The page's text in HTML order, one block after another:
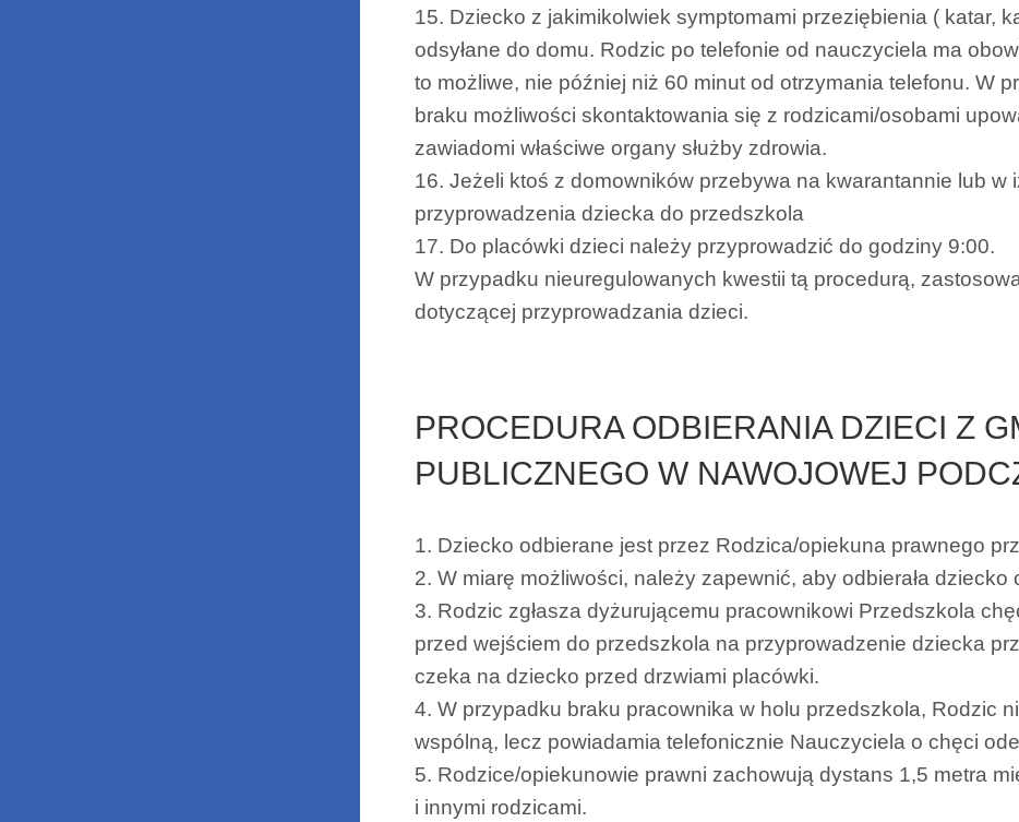
15. Dziecko z jakimikolwiek symptomami przeziębienia ( katar,
odsyłane do domu. Rodzic po telefonie od nauczyciela ma
to możliwe, nie później niż 60 minut od otrzymania telefonu. W
braku możliwości skontaktowania się z rodzicami/osobami
zawiadomi właściwe organy służby zdrowia.
16. Jeżeli ktoś z domowników przebywa na kwarantannie lub
przyprowadzenia dziecka do przedszkola
17. Do placówki dzieci należy przyprowadzić do godziny 9:00.
W przypadku nieuregulowanych kwestii tą procedurą,
dotyczącej przyprowadzania dzieci.
PROCEDURA ODBIERANIA DZIECI Z
PUBLICZNEGO W NAWOJOWEJ
1. Dziecko odbierane jest przez Rodzica/opiekuna prawnego
2. W miarę możliwości, należy zapewnić, aby odbierała
3. Rodzic zgłasza dyżurującemu pracownikowi Przedszkola
przed wejściem do przedszkola na przyprowadzenie dziecka
czeka na dziecko przed drzwiami placówki.
4. W przypadku braku pracownika w holu przedszkola, Rodzic
wspólną, lecz powiadamia telefonicznie Nauczyciela o chęci
5. Rodzice/opiekunowie prawni zachowują dystans 1,5 metra
i innymi rodzicami.